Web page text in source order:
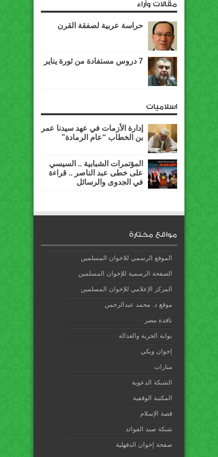
مقالات وآراء
حراسة عربية لصفقة القرن
7 دروس مستفادة من ثورة يناير
اسلاميات
إدارة الأزمات في عهد سيدنا عمر
بن الخطاب “عام الرمادة”
المؤتمرات الشبابية .. السيسي
على خطى عبد الناصر .. قراءة
في الجدوى والرسائل
مواقع مختارة
الموقع الرسمي للاخوان المسلمين
الصفحة الرسمية للإخوان المسلمين
المركز الإعلامي للإخوان المسلمين
موقع د. محمد عبدالرحمن
نافذة مصر
بوابة الحرية والعدالة
إخوان ويكي
منارات
الشبكة الدعوية
المكتبة الوقفية
قصة الإسلام
شبكة صيد الفوائد
صفحة إخوان الدقهلية